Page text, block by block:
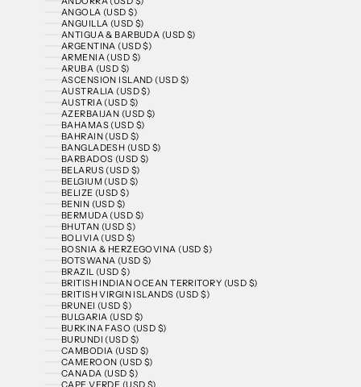
ANGOLA (USD $)
ANGUILLA (USD $)
ANTIGUA & BARBUDA (USD $)
ARGENTINA (USD $)
ARMENIA (USD $)
ARUBA (USD $)
ASCENSION ISLAND (USD $)
AUSTRALIA (USD $)
AUSTRIA (USD $)
AZERBAIJAN (USD $)
BAHAMAS (USD $)
BAHRAIN (USD $)
BANGLADESH (USD $)
BARBADOS (USD $)
BELARUS (USD $)
BELGIUM (USD $)
BELIZE (USD $)
BENIN (USD $)
BERMUDA (USD $)
BHUTAN (USD $)
BOLIVIA (USD $)
BOSNIA & HERZEGOVINA (USD $)
BOTSWANA (USD $)
BRAZIL (USD $)
BRITISH INDIAN OCEAN TERRITORY (USD $)
BRITISH VIRGIN ISLANDS (USD $)
BRUNEI (USD $)
BULGARIA (USD $)
BURKINA FASO (USD $)
BURUNDI (USD $)
CAMBODIA (USD $)
CAMEROON (USD $)
CANADA (USD $)